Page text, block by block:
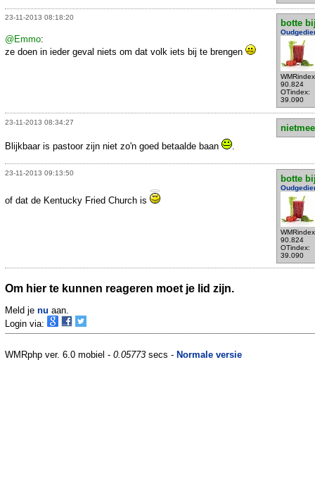
23-11-2013 08:18:20
botte
90.824
OTindex:
39.090
@Emmo:
ze doen in ieder geval niets om dat volk iets bij te brengen
23-11-2013 08:34:27
Blijkbaar is pastoor zijn niet zo'n goed betaalde baan
23-11-2013 09:13:50
botte
90.824
OTindex:
39.090
of dat de Kentucky Fried Church is
Om hier te kunnen reageren moet je lid zijn.
Meld je nu aan.
Login via:
WMRphp ver. 6.0 mobiel - 0.05773 secs - Normale versie